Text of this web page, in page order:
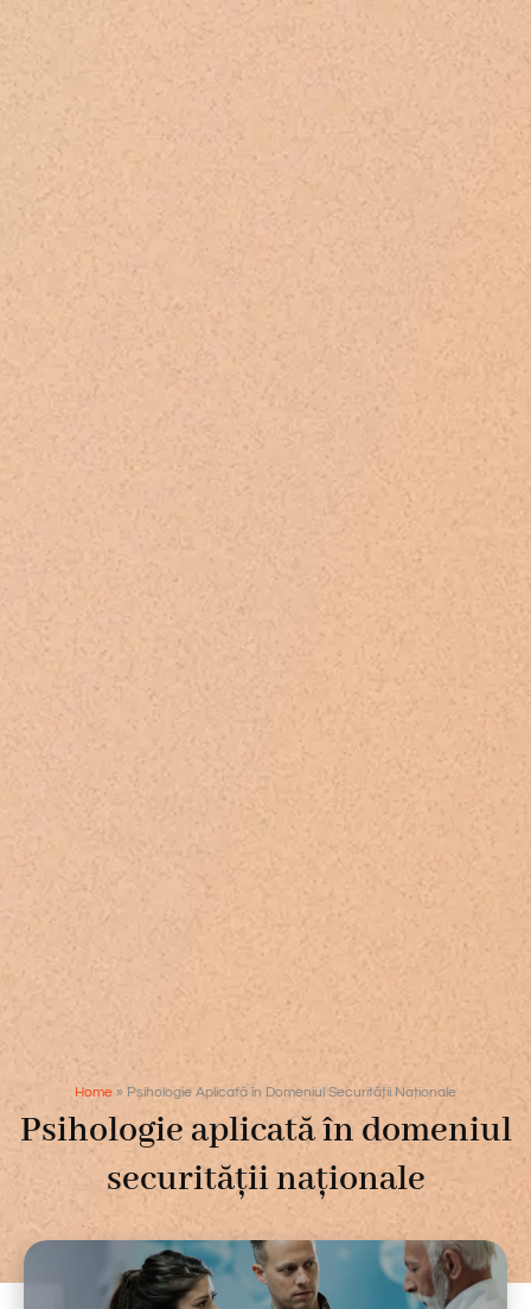
Home » Psihologie Aplicată în Domeniul Securității Naționale
Psihologie aplicată în domeniul
securității naționale